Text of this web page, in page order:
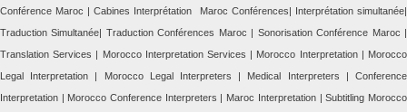
Conférence Maroc | Cabines Interprétation Maroc Conférences| Interprétation simultanée|
Traduction Simultanée| Traduction Conférences Maroc | Sonorisation Conférence Maroc |
Translation Services | Morocco Interpretation Services | Morocco Interpretation | Morocco
Legal Interpretation | Morocco Legal Interpreters | Medical Interpreters | Conference
Interpretation | Morocco Conference Interpreters | Maroc Interpretation | Subtitling Morocco